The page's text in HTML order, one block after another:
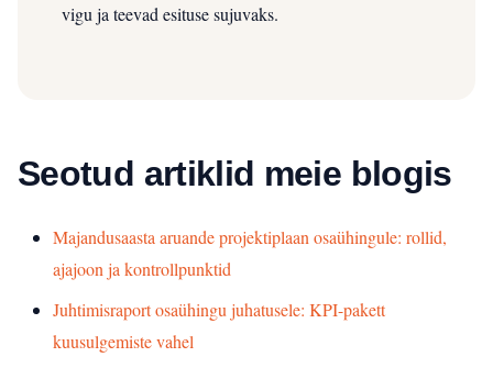
vigu ja teevad esituse sujuvaks.
Seotud artiklid meie blogis
Majandusaasta aruande projektiplaan osaühingule: rollid,
ajajoon ja kontrollpunktid
Juhtimisraport osaühingu juhatusele: KPI-pakett
kuusulgemiste vahel